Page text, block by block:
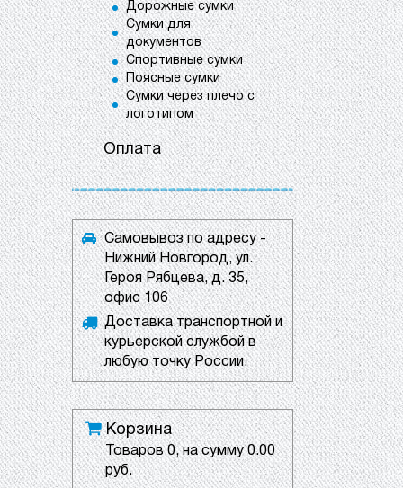
Дорожные сумки
Сумки для
документов
Спортивные сумки
Поясные сумки
Сумки через плечо с
логотипом
Оплата
Самовывоз по адресу -
Нижний Новгород, ул.
Героя Рябцева, д. 35,
офис 106
Доставка транспортной и
курьерской службой в
любую точку России.
Корзина
Товаров0, на сумму0.00
руб.